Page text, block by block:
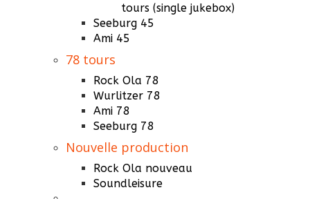
tours (single jukebox)
Seeburg 45
Ami 45
78 tours
Rock Ola 78
Wurlitzer 78
Ami 78
Seeburg 78
Nouvelle production
Rock Ola nouveau
Soundleisure